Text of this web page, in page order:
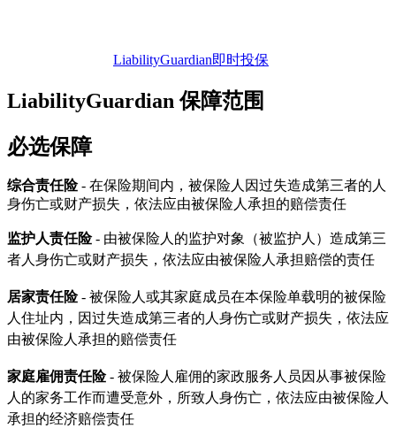
LiabilityGuardian即时投保
LiabilityGuardian 保障范围
必选保障
综合责任险- 在保险期间内，被保险人因过失造成第三者的人
身伤亡或财产损失，依法应由被保险人承担的赔偿责任
监护人责任险- 由被保险人的监护对象（被监护人）造成第三
者人身伤亡或财产损失，依法应由被保险人承担赔偿的责任
居家责任险- 被保险人或其家庭成员在本保险单载明的被保险
人住址内，因过失造成第三者的人身伤亡或财产损失，依法应
由被保险人承担的赔偿责任
家庭雇佣责任险- 被保险人雇佣的家政服务人员因从事被保险
人的家务工作而遭受意外，所致人身伤亡，依法应由被保险人
承担的经济赔偿责任